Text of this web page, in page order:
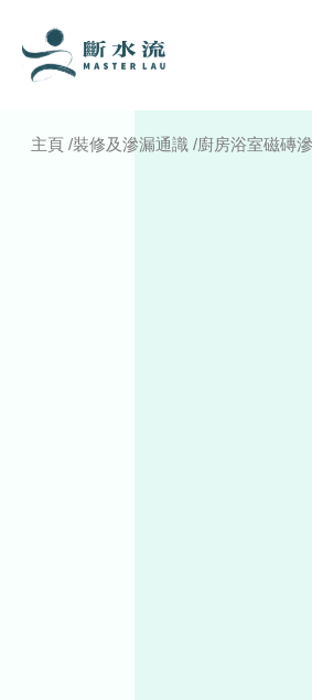
主頁 /裝修及滲漏通識 /廚房浴室磁磚